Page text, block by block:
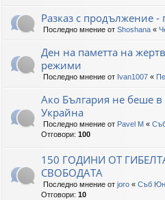
Разказ с продължение -
Последно мнение от Shoshana «
Ден на паметта на
режими
Последно мнение от Ivan1007 «
Ако България не беше
Украйна
Последно мнение от Pavel M «
Отговори: 100
150 ГОДИНИ ОТ
СВОБОДАТА
Последно мнение от joro « Съб
Отговори: 10